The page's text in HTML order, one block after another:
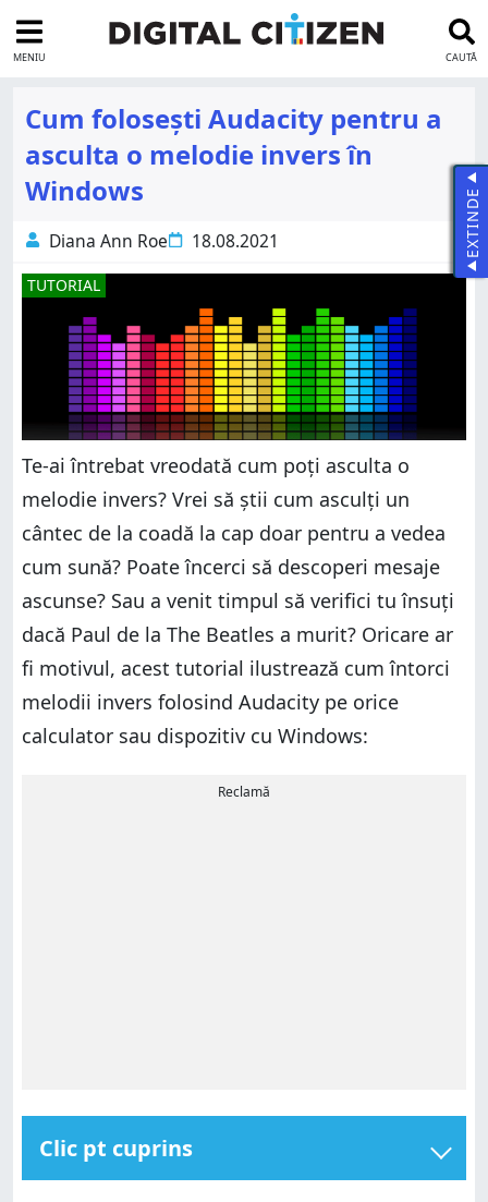
MENIU CAUTĂ
Cum folosești Audacity pentru a
asculta o melodie invers în
Windows
Diana Ann Roe 18.08.2021
TUTORIAL
Te-ai întrebat vreodată cum poți asculta o
melodie invers? Vrei să știi cum asculți un
cântec de la coadă la cap doar pentru a vedea
cum sună? Poate încerci să descoperi mesaje
ascunse? Sau a venit timpul să verifici tu însuți
dacă Paul de la The Beatles a murit? Oricare ar
fi motivul, acest tutorial ilustrează cum întorci
melodii invers folosind Audacity pe orice
calculator sau dispozitiv cu Windows:
Reclamă
Clic pt cuprins
EXTINDE